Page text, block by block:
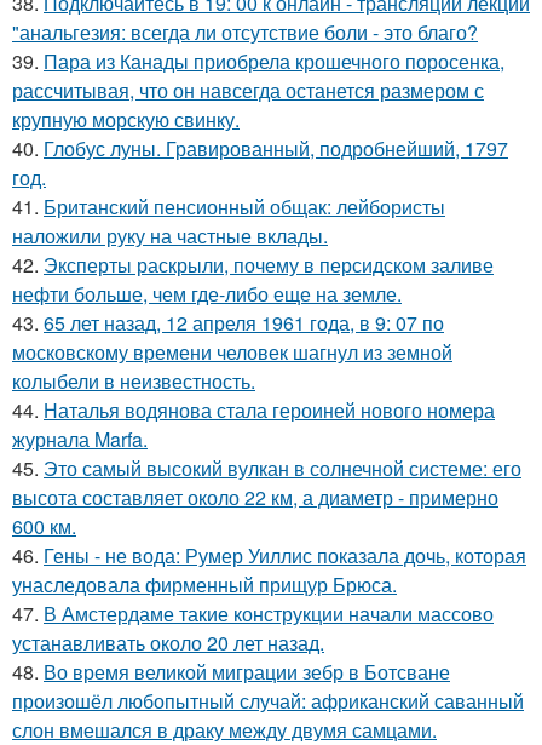
"анальгезия: всегда ли отсутствие боли - это благо?
39. Пара из Канады приобрела крошечного поросенка,
рассчитывая, что он навсегда останется размером с
крупную морскую свинку.
40. Глобус луны. Гравированный, подробнейший, 1797
год.
41. Британский пенсионный общак: лейбористы
наложили руку на частные вклады.
42. Эксперты раскрыли, почему в персидском заливе
нефти больше, чем где-либо еще на земле.
43. 65 лет назад, 12 апреля 1961 года, в 9: 07 по
московскому времени человек шагнул из земной
колыбели в неизвестность.
44. Наталья водянова стала героиней нового номера
журнала Marfa.
45. Это самый высокий вулкан в солнечной системе: его
высота составляет около 22 км, а диаметр - примерно
600 км.
46. Гены - не вода: Румер Уиллис показала дочь, которая
унаследовала фирменный прищур Брюса.
47. В Амстердаме такие конструкции начали массово
устанавливать около 20 лет назад.
48. Во время великой миграции зебр в Ботсване
произошёл любопытный случай: африканский саванный
слон вмешался в драку между двумя самцами.